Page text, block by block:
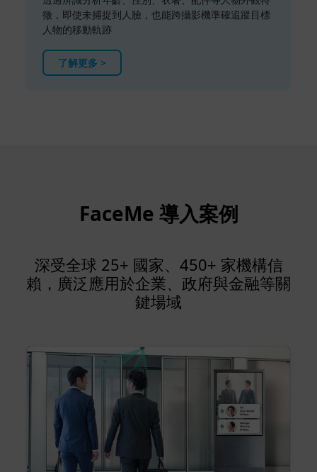
徵，即使未捕捉到人臉，也能跨攝影機準確追蹤目標
人物的移動軌跡
了解更多 >
FaceMe 導入案例
深受全球 25+ 國家、450+ 家機構信
賴，廣泛應用於企業、政府與金融等關
鍵場域